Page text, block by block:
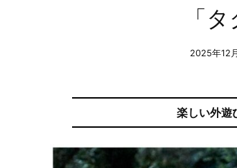
「
2025年12
楽しい外遊